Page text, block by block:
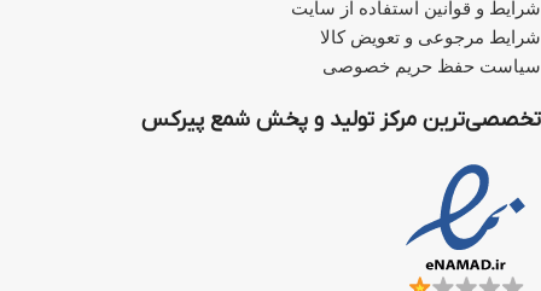
شرایط و قوانین استفاده از سایت
شرایط مرجوعی و تعویض کالا
سیاست حفظ حریم خصوصی
تخصصی‌ترین مرکز تولید و پخش شمع پیرکس